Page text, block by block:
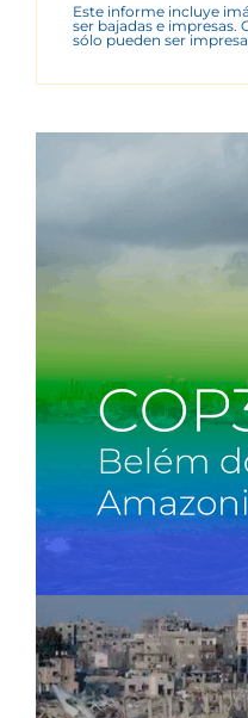
Este informe incluye
ser bajadas e impresas.
sólo pueden ser